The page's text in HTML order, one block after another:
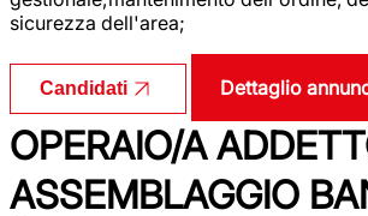
sicurezza dell'area;
Candidati Dettaglio
OPERAIO/A
ASSEMBLAGGIO